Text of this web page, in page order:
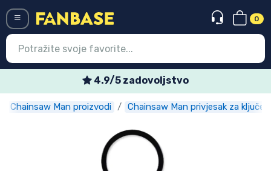
0
Tjedne posebne ponude
Chainsaw Man proizvodi Chainsaw Man privjesak za
Ulazak Registracija
Najnovije proizvodi